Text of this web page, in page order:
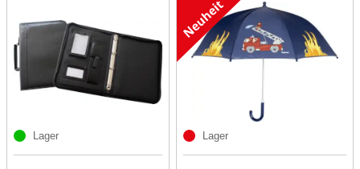
Lager Lager